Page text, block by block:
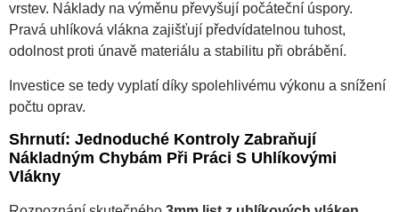
vrstev. Náklady na výměnu převyšují počáteční úspory.
Pravá uhlíková vlákna zajišťují předvídatelnou tuhost,
odolnost proti únavě materiálu a stabilitu při obrábění.
Investice se tedy vyplatí díky spolehlivému výkonu a snížení
počtu oprav.
Shrnutí: Jednoduché Kontroly Zabraňují
Nákladným Chybám Při Práci S Uhlíkovými
Vlákny